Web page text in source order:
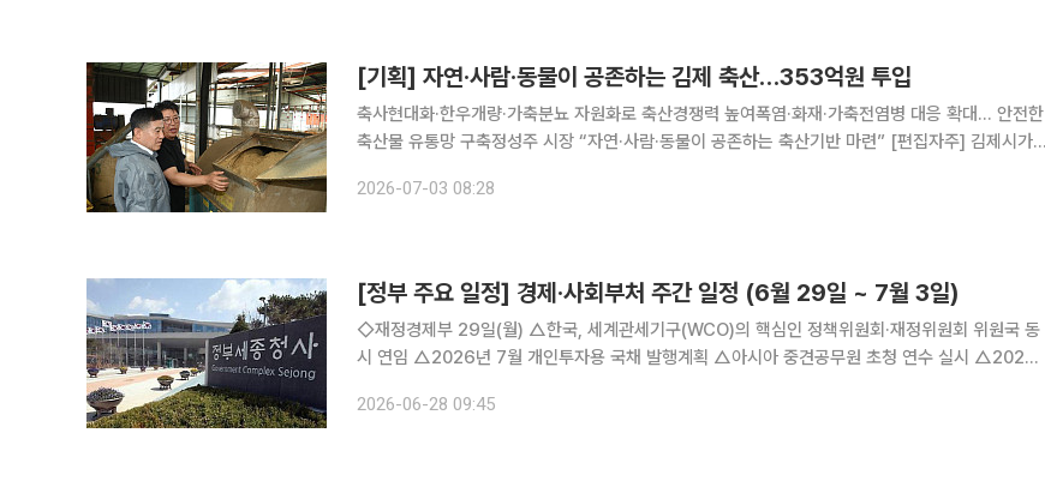
[기획] 자연·사람·동물이 공존하는 김제 축산…353억원 투입
축사현대화·한우개량·가축분뇨 자원화로 축산경쟁력 높여폭염·화재·가축전염병 대응 확대… 안전한
축산물 유통망 구축정성주 시장 “자연·사람·동물이 공존하는 축산기반 마련” [편집자주] 김제시가
스마트축산과 한우 개량으로 농가 경쟁력을 높이고, 가축분뇨 자원화와
2026-07-03 08:28
[정부 주요 일정] 경제·사회부처 주간 일정 (6월 29일 ~ 7월 3일)
◇재정경제부 29일(월) △한국, 세계관세기구(WCO)의 핵심인 정책위원회·재정위원회 위원국 동
시 연임 △2026년 7월 개인투자용 국채 발행계획 △아시아 중견공무원 초청 연수 실시 △2026
가데이터처, 카자흐스탄 통계청 및 아시아 개발은행(ADB
2026-06-28 09:45